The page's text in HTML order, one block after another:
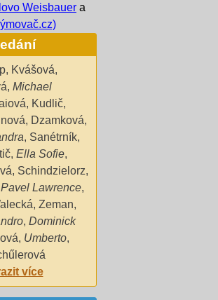
Weisbauer a
, Kvášová,
, Michael
, Kudlič,
, Dzamková,
, Sanétrník,
, Ella Sofie,
, Schindzielorz,
Pavel Lawrence,
, Zeman,
, Dominick
, Umberto,
více